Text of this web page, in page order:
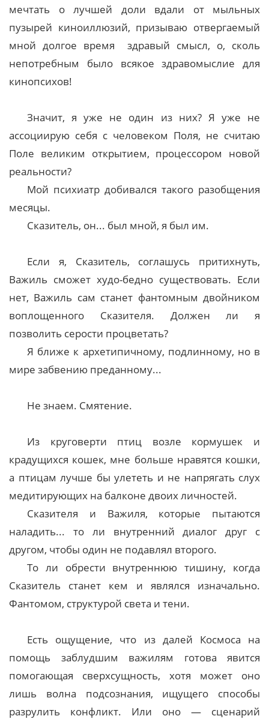
мечтать о лучшей доли вдали от мыльных
пузырей киноиллюзий, призываю отвергаемый
мной долгое время здравый смысл, о, сколь
непотребным было всякое здравомыслие для
кинопсихов!
Значит, я уже не один из них? Я уже не
ассоциирую себя с человеком Поля, не считаю
Поле великим открытием, процессором новой
реальности?
Мой психиатр добивался такого разобщения
месяцы.
Сказитель, он... был мной, я был им.
Если я, Сказитель, соглашусь притихнуть,
Важиль сможет худо-бедно существовать. Если
нет, Важиль сам станет фантомным двойником
воплощенного Сказителя. Должен ли я
позволить серости процветать?
Я ближе к архетипичному, подлинному, но в
мире забвению преданному...
Не знаем. Смятение.
Из круговерти птиц возле кормушек и
крадущихся кошек, мне больше нравятся кошки,
а птицам лучше бы улететь и не напрягать слух
медитирующих на балконе двоих личностей.
Сказителя и Важиля, которые пытаются
наладить... то ли внутренний диалог друг с
другом, чтобы один не подавлял второго.
То ли обрести внутреннюю тишину, когда
Сказитель станет кем и являлся изначально.
Фантомом, структурой света и тени.
Есть ощущение, что из далей Космоса на
помощь заблудшим важилям готова явится
помогающая сверхсущность, хотя может оно
лишь волна подсознания, ищущего способы
разрулить конфликт. Или оно — сценарий